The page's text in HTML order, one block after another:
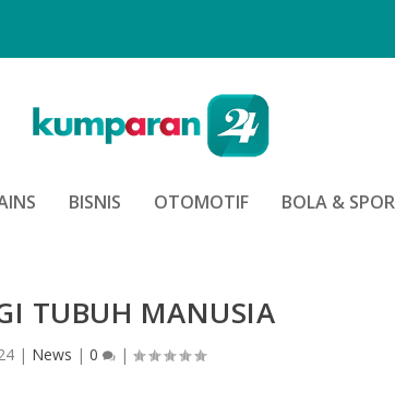
BISNIS OTOMOTIF BOLA &
TUBUH MANUSIA
| News | 0 |